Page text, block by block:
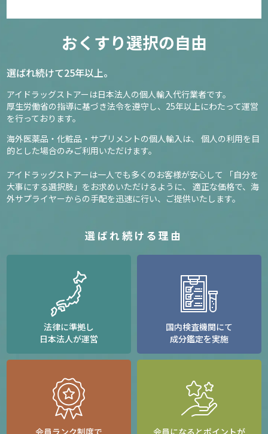
おくすり選択の自由
選ばれ続けて25年以上。
アイドラッグストアーは日本法人の個人輸入代行業者です。
厚生労働省の指導に基づき法令を遵守し、 25年以上にわたって運営
を行っております。
海外医薬品・化粧品・サプリメントの個人輸入は、 個人の利用を目
的とした場合のみご利用いただけます。
アイドラッグストアーは一人でも多くのお客様が安心して
「自分を
大事にする選択肢」をお求めいただけるように、 適正な価格で、海
外サプライヤーからの手配を迅速に行い、ご提供いたします。
選ばれ続ける理由
法律に準拠し
日本法人が運営
国内検査機関にて
成分鑑定を実施